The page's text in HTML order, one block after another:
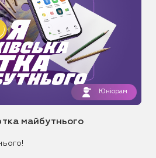
Юніорам
майбутнього